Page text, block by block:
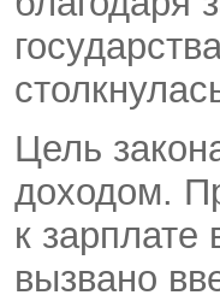
Цель
доходом.
к
вызвано